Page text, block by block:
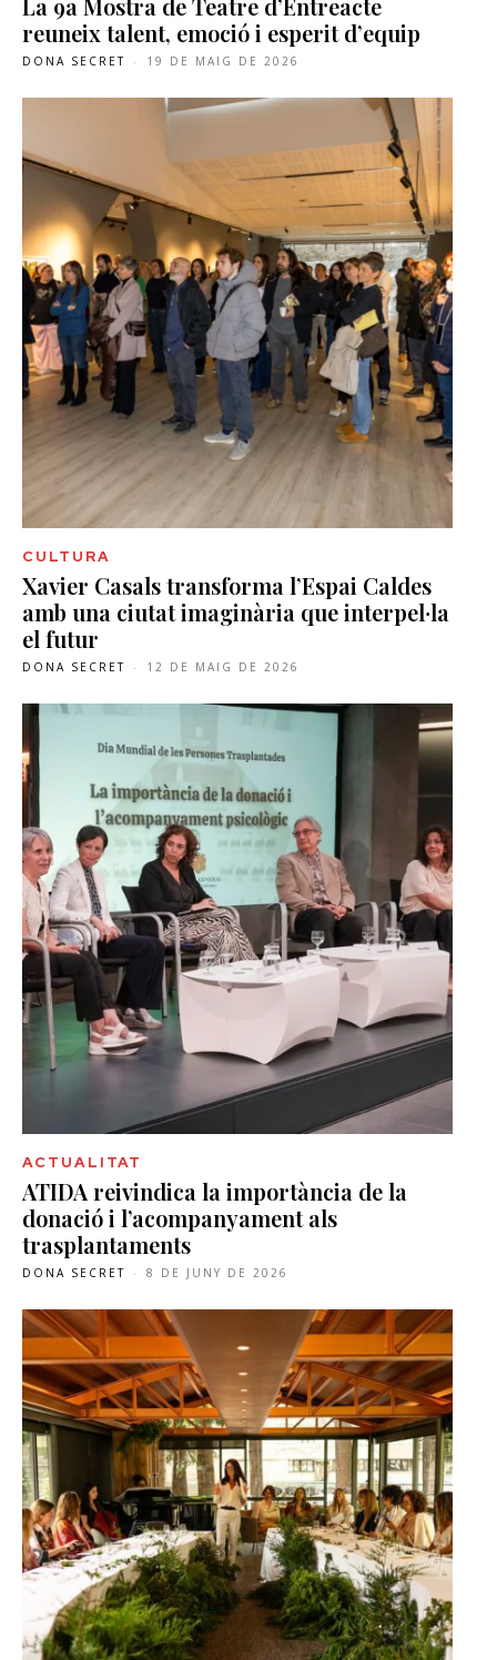
La 9a Mostra de Teatre d’Entreacte
reuneix talent, emoció i esperit d’equip
DONA SECRET - 19 DE MAIG DE 2026
CULTURA
Xavier Casals transforma l’Espai Caldes
amb una ciutat imaginària que interpel·la
el futur
DONA SECRET - 12 DE MAIG DE 2026
ACTUALITAT
ATIDA reivindica la importància de la
donació i l’acompanyament als
trasplantaments
DONA SECRET - 8 DE JUNY DE 2026